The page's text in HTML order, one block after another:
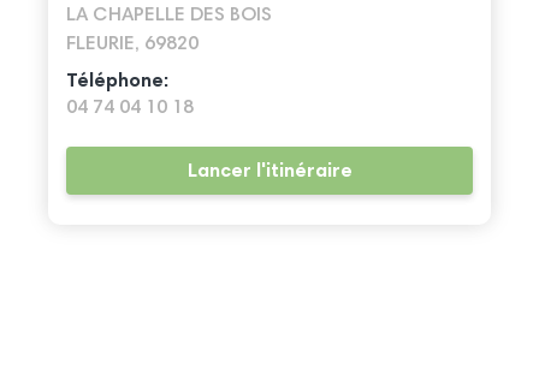
LA CHAPELLE DES BOIS
FLEURIE, 69820
Téléphone:
04 74 04 10 18
Lancer l'itinéraire